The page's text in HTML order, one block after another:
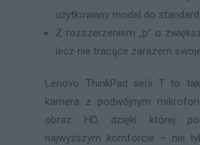
użytkowany model do
Z rozszerzeniem „p” o
lecz nie tracące zarazem
Lenovo ThinkPad serii T to
kamera z podwójnym
obraz HD, dzięki której
najwyższym komforcie – nie